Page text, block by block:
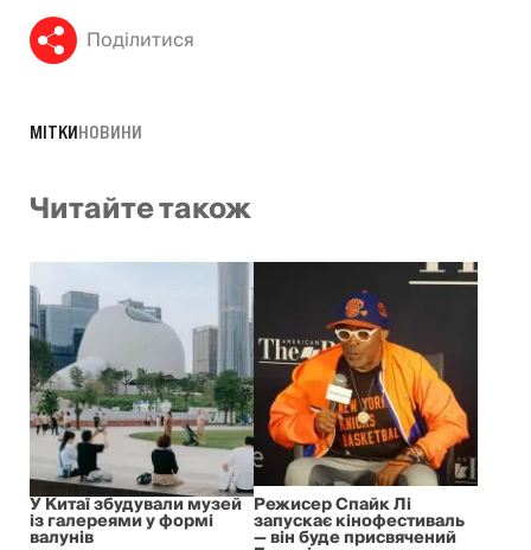
Поділитися
МІТКИНОВИНИ
Читайте також
У Китаї збудували музей
із галереями у формі
валунів
Режисер Спайк Лі
запускає кінофестиваль
— він буде присвячений